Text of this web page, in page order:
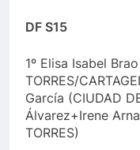
DF S15
1º Elisa Isabel
TORRES/
García (CIUDAD
Álvarez+Irene
TORRES)